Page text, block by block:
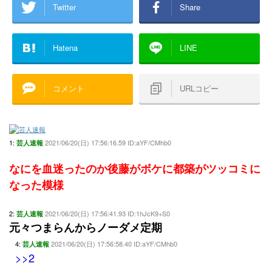
Twitter Share
Hatena LINE
コメント URLコピー
1: 芸人速報 2021/06/20(日) 17:56:16.59 ID:aYF/CMhb0
なにを血迷ったのか後藤がボケに都築がツッコミに
なった模様
2: 芸人速報 2021/06/20(日) 17:56:41.93 ID:1hJcK9+S0
元々つまらんからノーダメ定期
4: 芸人速報 2021/06/20(日) 17:56:58.40 ID:aYF/CMhb0
>>2